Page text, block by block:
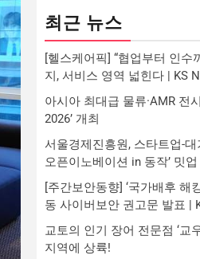
최근 뉴스
[헬스케어픽] “협업부터 인수
지, 서비스 영역 넓힌다 | KS
아시아 최대급 물류·AMR 전
2026’ 개최
서울경제진흥원, 스타트업-대
오픈이노베이션 in 동작’ 밋
[주간보안동향] ‘국가배후 해
동 사이버보안 권고문 발표 |
교토의 인기 장어 전문점 ‘교
지역에 상륙!